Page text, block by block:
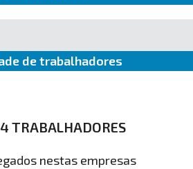
de trabalhadores
TRABALHADORES
nestas empresas